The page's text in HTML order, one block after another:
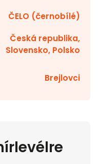
ČELO (černobílé)
Česká republika,
Slovensko, Polsko
Brejlovci